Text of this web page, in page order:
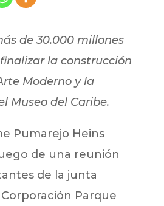
de 30.000 millones
la construcción
Moderno y la
Museo del Caribe.
Pumarejo Heins
de una reunión
de la junta
Parque